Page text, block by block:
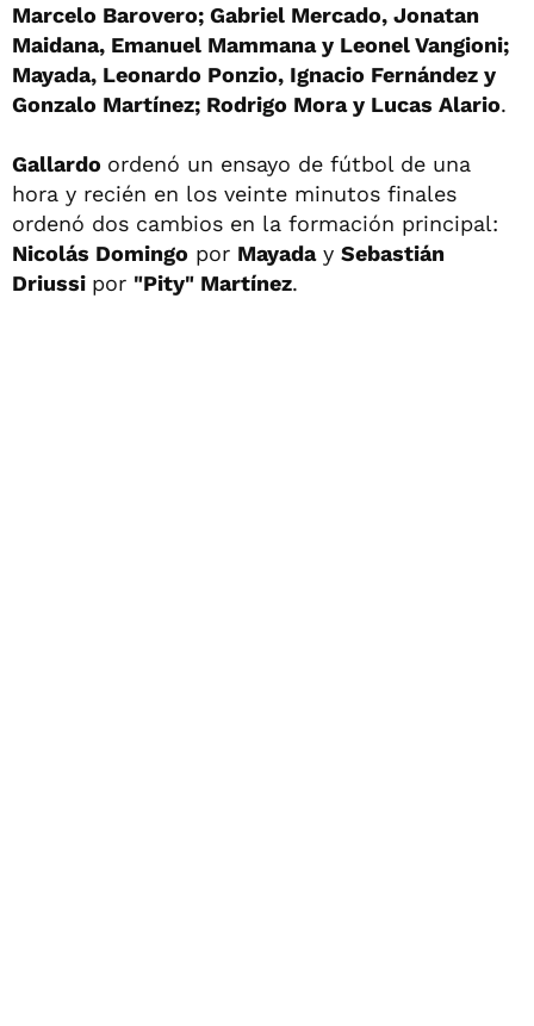
Marcelo Barovero; Gabriel Mercado, Jonatan
Maidana, Emanuel Mammana y Leonel Vangioni;
Mayada, Leonardo Ponzio, Ignacio Fernández y
Gonzalo Martínez; Rodrigo Mora y Lucas Alario.
Gallardo ordenó un ensayo de fútbol de una
hora y recién en los veinte minutos finales
ordenó dos cambios en la formación principal:
Nicolás Domingo por Mayaday Sebastián
Driussi por "Pity" Martínez.